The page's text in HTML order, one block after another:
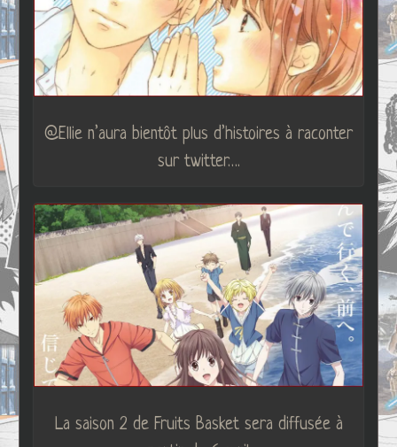
@Ellie n’aura bientôt plus d’histoires à raconter
sur twitter….
La saison 2 de Fruits Basket sera diffusée à